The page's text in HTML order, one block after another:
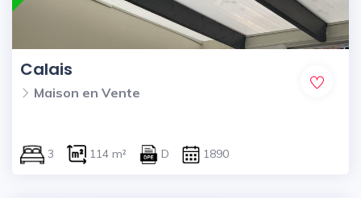
Calais
Maison en Vente
3 114 m² D 1890